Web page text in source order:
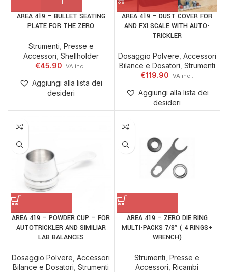
AREA 419 – BULLET SEATING
PLATE FOR THE ZERO
Strumenti Presse e
Accessori Shellholder
€45.90
Aggiungi alla lista dei
desideri
AREA 419 – DUST COVER FOR
AND FXI SCALE WITH AUTO-
TRICKLER
Dosaggio Polvere Accessori
Bilance e Dosatori Strumenti
€119.90
Aggiungi alla lista dei
desideri
AREA 419 – POWDER CUP – FOR
AUTOTRICKLER AND SIMILIAR
LAB BALANCES
Dosaggio Polvere ,Accessori
Bilance e Dosatori ,Strumenti
AREA 419 – ZERO DIE RING
MULTI-PACKS 7/8″ ( 4 RINGS+
WRENCH)
Strumenti ,Presse e
Accessori ,Ricambi